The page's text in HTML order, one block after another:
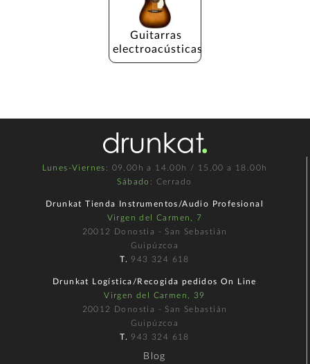
Guitarras
electroacústicas
Lunes-Viernes : 09.00h a 14.00h / 15.00 a 18.00h
Sábado : Cerrado
Drunkat Tienda Instrumentos/Audio Profesional
Virgen del Carmen, 7
20012 Donostia - San Sebastián
Guipúzcoa
T. 943 324 618
Drunkat Logística/Recogida pedidos On Line
Virgen del Carmen, 39
20012 Donostia - San Sebastián
Guipúzcoa
T. 943 324 618
Blog